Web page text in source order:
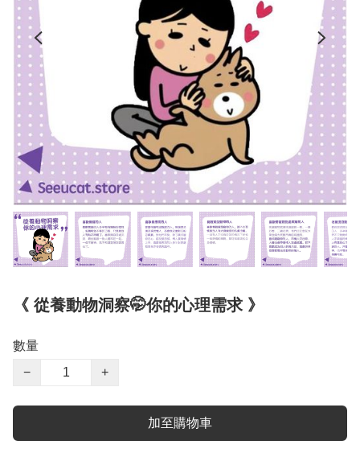
《 從養動物洞察🤭你的心理需求 》
數量
−
+
加至購物車